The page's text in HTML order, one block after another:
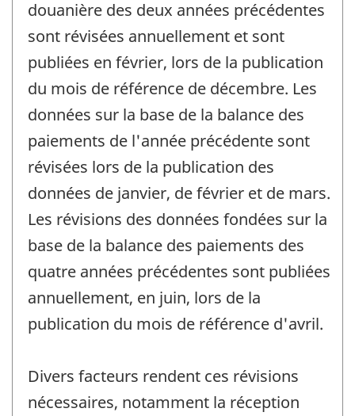
douanière des deux années précédentes
sont révisées annuellement et sont
publiées en février, lors de la publication
du mois de référence de décembre. Les
données sur la base de la balance des
paiements de l'année précédente sont
révisées lors de la publication des
données de janvier, de février et de mars.
Les révisions des données fondées sur la
base de la balance des paiements des
quatre années précédentes sont publiées
annuellement, en juin, lors de la
publication du mois de référence d'avril.
Divers facteurs rendent ces révisions
nécessaires, notamment la réception